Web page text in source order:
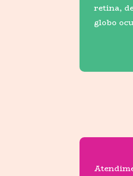
retina,
globo